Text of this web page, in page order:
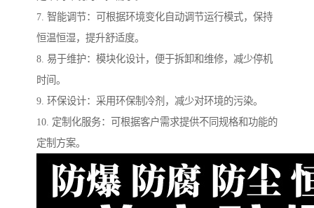
7. 智能调节：可根据环境变化自动调节运行模式，保持
恒温恒湿，提升舒适度。
8. 易于维护：模块化设计，便于拆卸和维修，减少停机
时间。
9. 环保设计：采用环保制冷剂，减少对环境的污染。
10. 定制化服务：可根据客户需求提供不同规格和功能的
定制方案。